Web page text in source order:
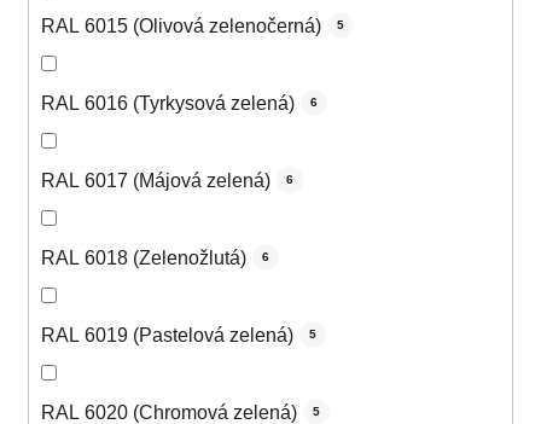
RAL 6015 (Olivová zelenočerná) 5
RAL 6016 (Tyrkysová zelená) 6
RAL 6017 (Májová zelená) 6
RAL 6018 (Zelenožlutá) 6
RAL 6019 (Pastelová zelená) 5
RAL 6020 (Chromová zelená) 5